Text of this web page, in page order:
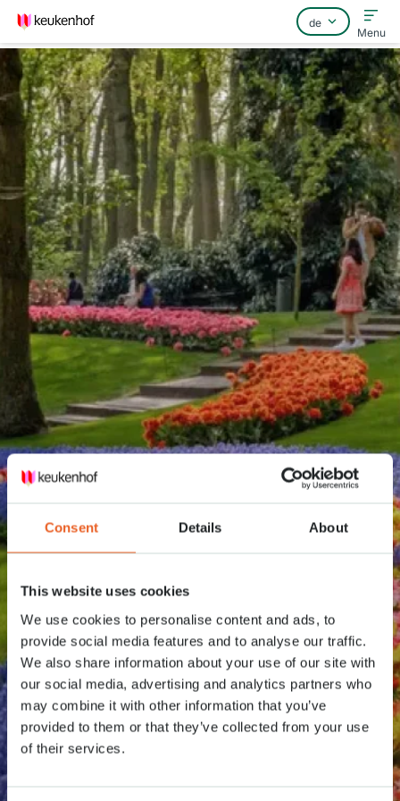
Consent Details About
This website uses cookies
We use cookies to personalise content and ads, to
provide social media features and to analyse our traffic.
We also share information about your use of our site with
our social media, advertising and analytics partners who
may combine it with other information that you’ve
provided to them or that they’ve collected from your use
of their services.
Home
Häufig gestellte Fragen
Kontakt
Menu